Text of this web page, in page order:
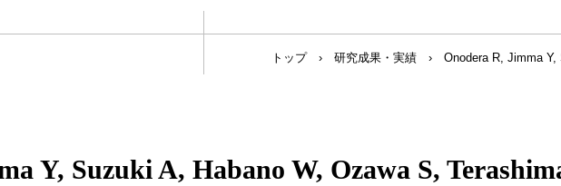
トップ› 研究成果・実績 › Onodera R, Jimma
Y, Suzuki A, Habano W, Ozawa S,